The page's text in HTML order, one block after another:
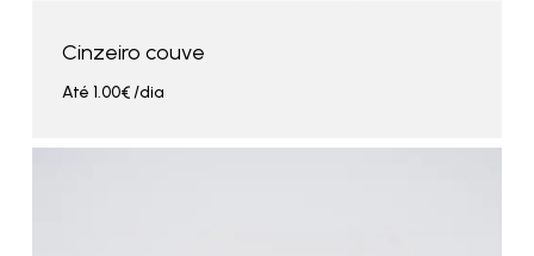
Cinzeiro couve
Até 1.00€/dia